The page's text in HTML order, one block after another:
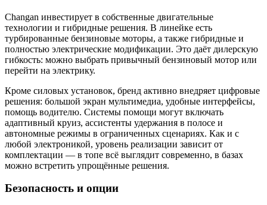
Changan инвестирует в собственные двигательные
технологии и гибридные решения. В линейке есть
турбированные бензиновые моторы, а также гибридные и
полностью электрические модификации. Это даёт дилерскую
гибкость: можно выбрать привычный бензиновый мотор или
перейти на электрику.
Кроме силовых установок, бренд активно внедряет цифровые
решения: большой экран мультимедиа, удобные интерфейсы,
помощь водителю. Системы помощи могут включать
адаптивный круиз, ассистенты удержания в полосе и
автономные режимы в ограниченных сценариях. Как и с
любой электроникой, уровень реализации зависит от
комплектации — в топе всё выглядит современно, в базах
можно встретить упрощённые решения.
Безопасность и опции